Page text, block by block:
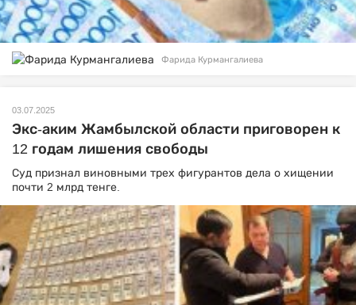
Фарида Курмангалиева
03.07.2025
Экс-аким Жамбылской области приговорен к
12 годам лишения свободы
Суд признал виновными трех фигурантов дела о хищении
почти 2 млрд тенге.